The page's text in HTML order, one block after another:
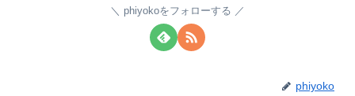
phiyokoをフォローする
phiyoko